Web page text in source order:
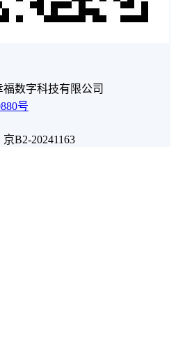
数字科技有限公司
号
B2-20241163